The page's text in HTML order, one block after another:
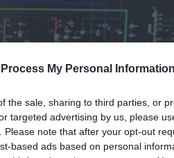
Process My Personal Information
the sale, sharing to third parties, or
targeted advertising by us, please
Please note that after your opt-out
based ads based on personal